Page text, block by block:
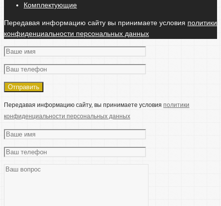
Комплектующие
Передавая информацию сайту вы принимаете условия политики
конфиденциальности персональных данных
Передавая информацию сайту, вы принимаете условия политики
конфиденциальности персональных данных